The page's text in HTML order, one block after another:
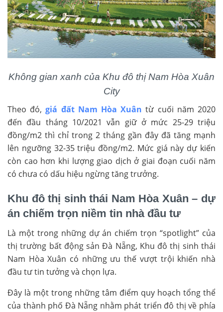
Không gian xanh của Khu đô thị Nam Hòa Xuân
City
Theo đó,giá đất Nam Hòa Xuân từ cuối năm 2020
đến đầu tháng 10/2021 vẫn giữ ở mức 25-29 triệu
đồng/m2 thì chỉ trong 2 tháng gần đây đã tăng mạnh
lên ngưỡng 32-35 triệu đồng/m2. Mức giá này dự kiến
còn cao hơn khi lượng giao dịch ở giai đoạn cuối năm
có chưa có dấu hiệu ngừng tăng trưởng.
Khu đô thị sinh thái Nam Hòa Xuân – dự
án chiếm trọn niềm tin nhà đầu tư
Là một trong những dự án chiếm trọn “spotlight” của
thị trường bất động sản Đà Nẵng, Khu đô thị sinh thái
Nam Hòa Xuân có những ưu thế vượt trội khiến nhà
đầu tư tin tưởng và chọn lựa.
Đây là một trong những tâm điểm quy hoạch tổng thể
của thành phố Đà Nẵng nhằm phát triển đô thị về phía